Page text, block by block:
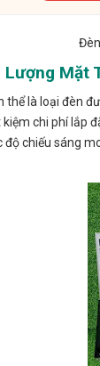
Mặt
là loại đèn
chi phí lắp
chiếu sáng